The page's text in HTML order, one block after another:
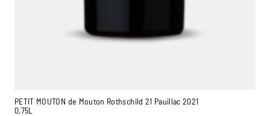
PETIT MOUTON de Mouton Rothschild 21 Pauillac 2021
0,75L